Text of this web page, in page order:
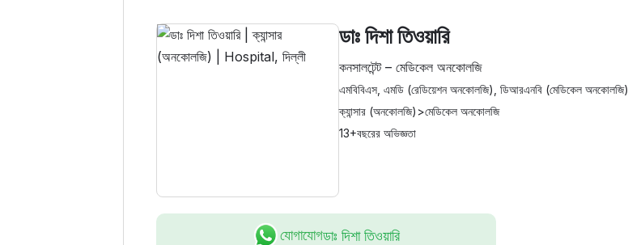
ডাঃ দিশা তিওয়ারি
কনসালটেন্ট – মেডিকেল অনকোলজি
এমবিবিএস, এমডি (রেডিয়েশন অনকোলজি), ডিআরএনবি (মেডিকেল অনকোলজি)
ক্যান্সার (অনকোলজি) >মেডিকেল অনকোলজি
13+বছরের অভিজ্ঞতা
যোগাযোগডাঃ দিশা তিওয়ারি